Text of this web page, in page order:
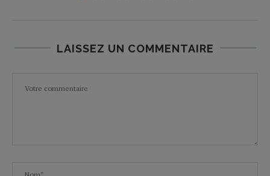
LAISSEZ UN COMMENTAIRE